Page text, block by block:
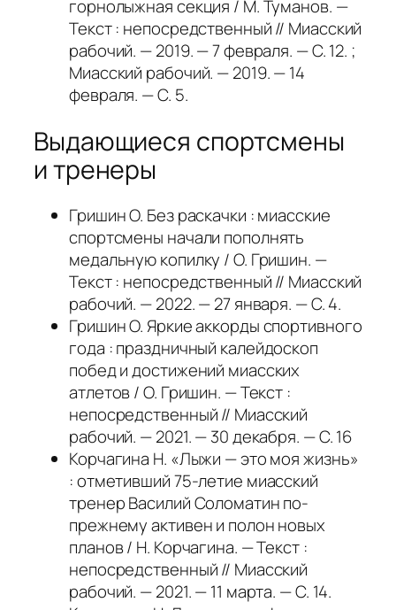
горнолыжная секция / М. Туманов. —
Текст : непосредственный // Миасский
рабочий. — 2019. — 7 февраля. — С. 12. ;
Миасский рабочий. — 2019. — 14
февраля. — С. 5.
Выдающиеся спортсмены
и тренеры
Гришин О. Без раскачки : миасские
спортсмены начали пополнять
медальную копилку / О. Гришин. —
Текст : непосредственный // Миасский
рабочий. — 2022. — 27 января. — С. 4.
Гришин О. Яркие аккорды спортивного
года : праздничный калейдоскоп
побед и достижений миасских
атлетов / О. Гришин. — Текст :
непосредственный // Миасский
рабочий. — 2021. — 30 декабря. — С. 16
Корчагина Н. «Лыжи — это моя жизнь»
: отметивший 75-летие миасский
тренер Василий Соломатин по-
прежнему активен и полон новых
планов / Н. Корчагина. — Текст :
непосредственный // Миасский
рабочий. — 2021. — 11 марта. — С. 14.